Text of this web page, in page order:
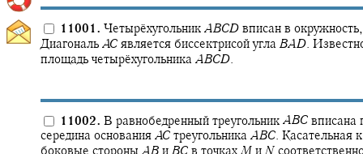
11001. Четырёхугольник ABCD вписан в
Диагональ AC является биссектрисой угла BAD.
площадь четырёхугольника ABCD.
11002. В равнобедренный треугольник ABC вписана
середина основания AC треугольника ABC. Касательная